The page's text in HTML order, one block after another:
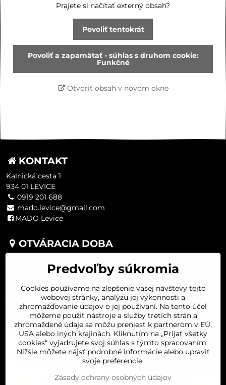
Prajete si načítať externý obsah?
Povoliť tentokrát
Povoliť a zapamätať - súhlas s druhom cookie:
Funkčné
Otvoriť obsah v novom okne
KONTAKT
Kalnická cesta 1
934 01 LEVICE
0919 201 688
mado.levice@gmail.com
MADO Levice
OTVÁRACIA DOBA
UTOROK 8:00-16:00
ŠTVRTOK 8:00-16:00
PIATOK 8:00-16:00
SOBOTA 8:00-11:30
Predvoľby súkromia
Cookies používame na zlepšenie vašej návštevy tejto
webovej stránky, analýzu jej výkonnosti a
zhromažďovanie údajov o jej používaní. Na tento účel
môžeme použiť nástroje a služby tretích strán a
zhromaždené údaje sa môžu preniesť k partnerom v EÚ,
USA alebo iných krajinách. Kliknutím na „Prijať všetky
cookies“ vyjadrujete svoj súhlas s týmto spracovaním.
Nižšie môžete nájsť podrobné informácie alebo upraviť
svoje preferencie.
Zásady ochrany osobných údajov